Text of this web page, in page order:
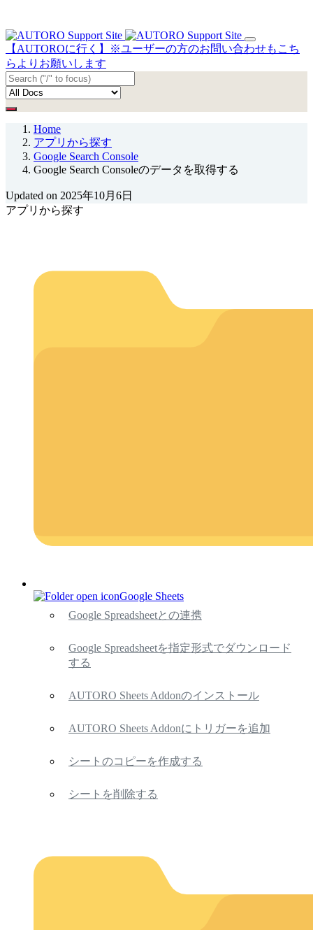
【AUTOROに行く】※ユーザーの方のお問い合わせもこち
らよりお願いします
Home
アプリから探す
Google Search Console
Google Search Consoleのデータを取得する
Updated on 2025年10月6日
アプリから探す
Google Sheets
Google Spreadsheetとの連携
Google Spreadsheetを指定形式でダウンロード
する
AUTORO Sheets Addonのインストール
AUTORO Sheets Addonにトリガーを追加
シートのコピーを作成する
シートを削除する